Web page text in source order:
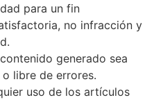
para un fin
no infracción y
generado sea
libre de errores.
uso de los artículos